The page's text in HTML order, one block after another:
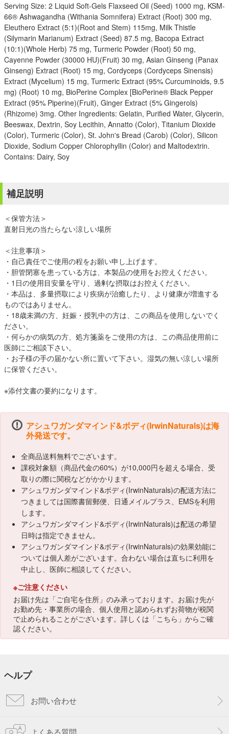
Serving Size: 2 Liquid Soft-Gels Flaxseed Oil (Seed) 1000 mg, KSM-
66® Ashwagandha (Withania Somnifera) Extract (Root) 300 mg,
Eleuthero Extract (5:1)(Root and Stem) 115mg, Milk Thistle
(Silymarin Marianum) Extract (Seed) 87.5 mg, Bacopa Extract
(10:1)(Whole Herb) 75 mg, Turmeric Powder (Root) 50 mg,
Cayenne Powder (30000 HU)(Fruit) 30 mg, Asian Ginseng (Panax
Ginseng) Extract (Root) 15 mg, Cordyceps (Cordyceps Sinensis)
Extract (Mycelium) 15 mg, Turmeric Extract (95% Curcuminoids, 9.5
mg) (Root) 10 mg, BioPerine Complex [BioPerine® Black Pepper
Extract (95% Piperine)(Fruit), Ginger Extract (5% Gingerols)
(Rhizome) 3mg. Other Ingredients: Gelatin, Purified Water, Glycerin,
Beeswax, Dextrin, Soy Lecithin, Annatto (Color), Titanium Dioxide
(Color), Turmeric (Color), St. John's Bread (Carob) (Color), Silicon
Dioxide, Sodium Copper Chlorophyllin (Color) and Maltodextrin.
Contains: Dairy, Soy
補足説明
＜保管方法＞
直射日光の当たらない涼しい場所
＜注意事項＞
・自己責任でご使用の程をお願い申し上げます。
・胆管閉塞を患っている方は、本製品の使用をお控えください。
・1日の使用目安量を守り、過剰な摂取はお控えください。
・本品は、多量摂取により疾病が治癒したり、より健康が増進する
ものではありません。
・18歳未満の方、妊娠・授乳中の方は、この商品を使用しないでく
ださい。
・何らかの病気の方、処方箋薬をご使用の方は、この商品使用前に
医師にご相談下さい。
・お子様の手の届かない所に置いて下さい。湿気の無い涼しい場所
に保管ください。
※添付文書の要約になります。
アシュワガンダマインド&ボディ(IrwinNaturals)は海
外発送です。
全商品送料無料でございます。
課税対象額（商品代金の60%）が10,000円を超える場合、受
取りの際に関税などがかかります。
アシュワガンダマインド&ボディ(IrwinNaturals)の配送方法に
つきましては国際書留郵便、日通メイルプラス、EMSを利用
します。
アシュワガンダマインド&ボディ(IrwinNaturals)は配送の希望
日時は指定できません。
アシュワガンダマインド&ボディ(IrwinNaturals)の効果効能に
ついては個人差がございます。合わない場合は直ちに利用を
中止し、医師に相談してください。
※ご注意ください
お届け先は「ご自宅を住所」のみ承っております。お届け先が
お勤め先・事業所の場合、個人使用と認められずお荷物が税関
で止められることがございます。詳しくは「こちら 」からご確
認ください。
ヘルプ
お問い合わせ
よくある質問